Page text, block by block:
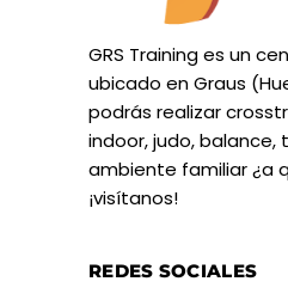
GRS Training es un
ubicado en Graus
podrás realizar
indoor, judo, balance,
ambiente familiar ¿a
¡visítanos!
REDES SOCIALES